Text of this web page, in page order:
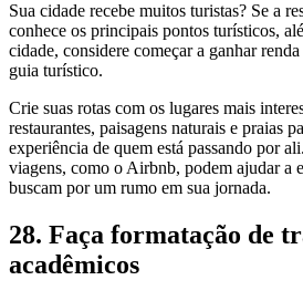
Sua cidade recebe muitos turistas? Se a
conhece os principais pontos turísticos,
cidade, considere começar a ganhar
guia turístico.
Crie suas rotas com os lugares mais
restaurantes, paisagens naturais e praias
experiência de quem está passando por
viagens, como o Airbnb, podem ajudar a
buscam por um rumo em sua jornada.
28. Faça formatação de
acadêmicos